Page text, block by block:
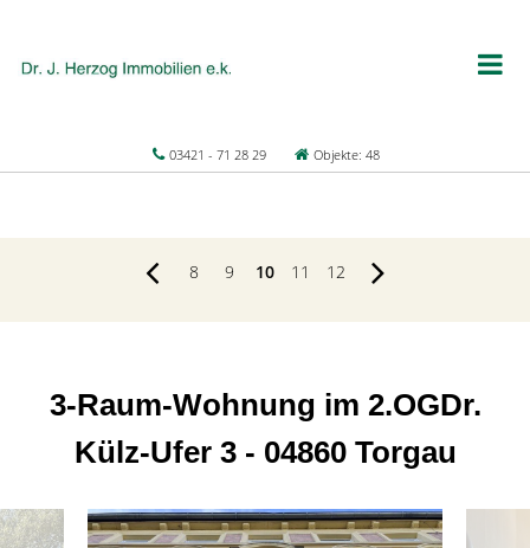
03421 - 71 28 29 Objekte: 48
8 9 10 11 12
3-Raum-Wohnung im 2.OGDr.
Külz-Ufer 3 - 04860 Torgau